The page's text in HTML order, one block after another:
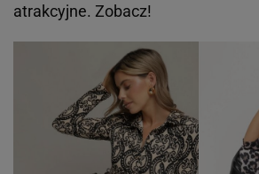
atrakcyjne. Zobacz!